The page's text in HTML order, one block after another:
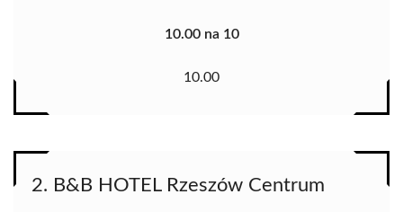
10.00 na 10
10.00
2. B&B HOTEL Rzeszów Centrum